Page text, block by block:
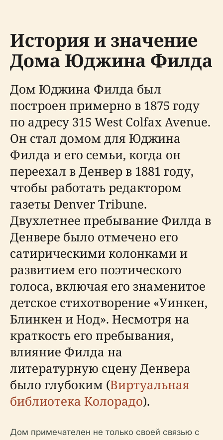
История и значение
Дома Юджина Филда
Дом Юджина Филда был
построен примерно в 1875 году
по адресу 315 West Colfax Avenue.
Он стал домом для Юджина
Филда и его семьи, когда он
переехал в Денвер в 1881 году,
чтобы работать редактором
газеты Denver Tribune.
Двухлетнее пребывание Филда в
Денвере было отмечено его
сатирическими колонками и
развитием его поэтического
голоса, включая его знаменитое
детское стихотворение «Уинкен,
Блинкен и Нод». Несмотря на
краткость его пребывания,
влияние Филда на
литературную сцену Денвера
было глубоким (Виртуальная
библиотека Колорадо).
Дом примечателен не только своей связью с